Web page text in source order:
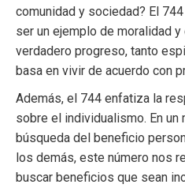
comunidad y sociedad? El
ser un ejemplo de moralidad
verdadero progreso, tanto
basa en vivir de acuerdo con
Además, el 744 enfatiza la
sobre el individualismo. En un
búsqueda del beneficio
los demás, este número nos
buscar beneficios que sean